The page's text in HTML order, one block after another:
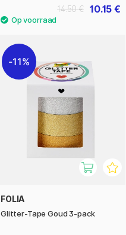
10.15 €
14.50 €
11%
FOLIA
Glitter-Tape Goud 3-pack